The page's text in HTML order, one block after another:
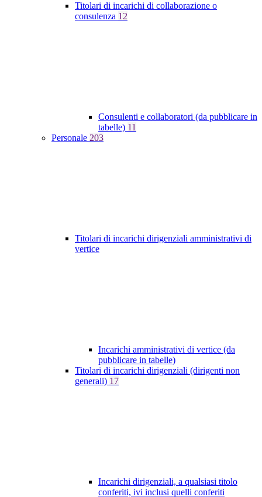
Titolari di incarichi di collaborazione o
consulenza 12
Consulenti e collaboratori (da pubblicare in
tabelle) 11
Personale 203
Titolari di incarichi dirigenziali amministrativi di
vertice
Incarichi amministrativi di vertice (da
pubblicare in tabelle)
Titolari di incarichi dirigenziali (dirigenti non
generali) 17
Incarichi dirigenziali, a qualsiasi titolo
conferiti, ivi inclusi quelli conferiti